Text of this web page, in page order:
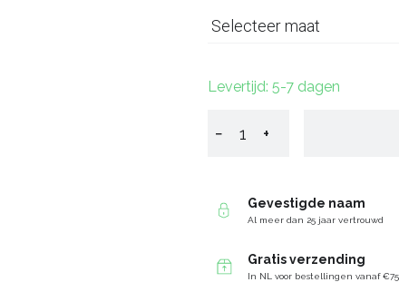
Selecteer maat
Levertijd: 5-7 dagen
− +
Gevestigde naam
Al meer dan 25 jaar vertrouwd
Gratis verzending
In NL voor bestellingen vanaf €75